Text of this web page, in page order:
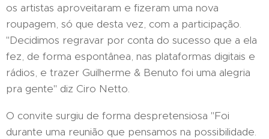
os artistas aproveitaram e fizeram uma nova
roupagem, só que desta vez, com a participação.
"Decidimos regravar por conta do sucesso que a ela
fez, de forma espontânea, nas plataformas digitais e
rádios, e trazer Guilherme & Benuto foi uma alegria
pra gente" diz Ciro Netto.
O convite surgiu de forma despretensiosa "Foi
durante uma reunião que pensamos na possibilidade.